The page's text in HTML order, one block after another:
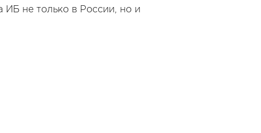
ИБ не только в России, но и